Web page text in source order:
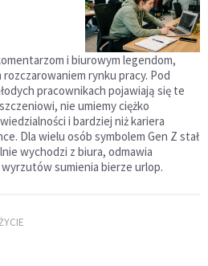
i biurowym legendom,
rynku pracy. Pod
pracownikach pojawiają się te
nie umiemy ciężko
i bardziej niż kariera
Dla wielu osób symbolem Gen Z stał
wychodzi z biura, odmawia
sumienia bierze urlop.